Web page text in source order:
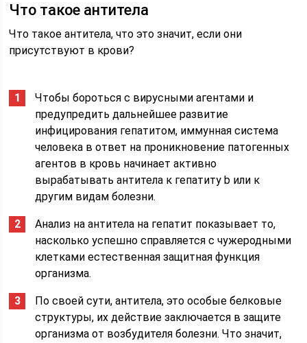
Что такое антитела
Что такое антитела, что это значит, если они
присутствуют в крови?
Чтобы бороться с вирусными агентами и
предупредить дальнейшее развитие
инфицирования гепатитом, иммунная система
человека в ответ на проникновение патогенных
агентов в кровь начинает активно
вырабатывать антитела к гепатиту b или к
другим видам болезни.
Анализ на антитела на гепатит показывает то,
насколько успешно справляется с чужеродными
клетками естественная защитная функция
организма.
По своей сути, антитела, это особые белковые
структуры, их действие заключается в защите
организма от возбудителя болезни. Что значит,